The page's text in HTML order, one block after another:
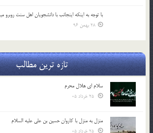
با توجه به اينكه اينجانب با دانشجويان اهل سنت روبرو مي‎شوم، …
28 بهمن 96
تازه ترین مطالب
سلام ای هلال محرم
منزل به منزل با کاروان حسین بن علی علیه السلام